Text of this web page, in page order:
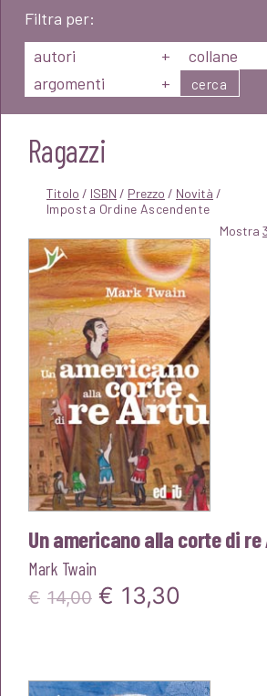
Filtra per:
autori
+ collane
argomenti
+ cerca
Ragazzi
Titolo / ISBN / Prezzo / Novità /
Mostra
Un americano alla corte di re
Mark Twain
€ 14,00 Il
€ 13,30